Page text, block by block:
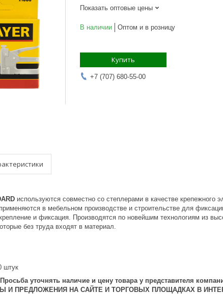
Показать оптовые цены
В наличии Оптом и в розницу
Купить
+7 (707) 680-55-00
используются совместно со степлерами в качестве
в мебельном производстве и строительстве для
и фиксация. Производятся по новейшим технологиям из
без труда входят в материал.
штук
уточнять наличие и цену товара у представителя
И ПРЕДЛОЖЕНИЯ НА САЙТЕ И ТОРГОВЫХ ПЛОЩАДКАХ В